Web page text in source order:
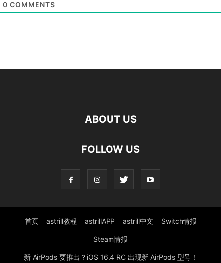
0 COMMENTS
ABOUT US
FOLLOW US
首页 astrill教程 astrillAPP astrill中文 Switch情报
Steam情报
新 AirPods 要推出？iOS 16.4 RC 出现新 AirPods 型号！